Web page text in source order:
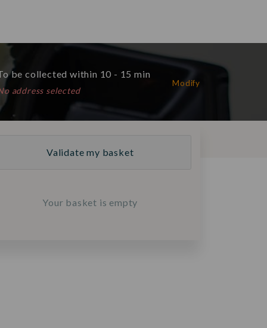
be collected within 10 - 15 min
address selected
Modify
Validate my basket
Your basket is empty